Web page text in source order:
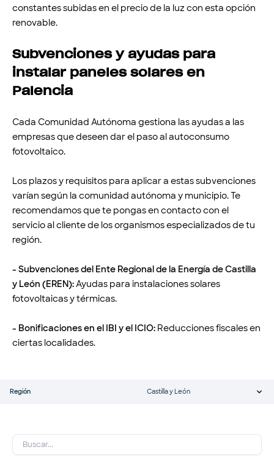
constantes subidas en el precio de la luz con esta opción
renovable.
Subvenciones y ayudas para
instalar paneles solares en
Palencia
Cada Comunidad Autónoma gestiona las ayudas a las
empresas que deseen dar el paso al autoconsumo
fotovoltaico.
Los plazos y requisitos para aplicar a estas subvenciones
varían según la comunidad autónoma y municipio. Te
recomendamos que te pongas en contacto con el
servicio al cliente de los organismos especializados de tu
región.
- Subvenciones del Ente Regional de la Energía de Castilla
y León (EREN):Ayudas para instalaciones solares
fotovoltaicas y térmicas.
- Bonificaciones en el IBI y el ICIO: Reducciones fiscales en
ciertas localidades.
Región Castilla y León